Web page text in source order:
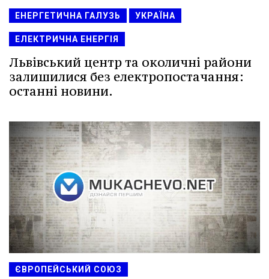
ЕНЕРГЕТИЧНА ГАЛУЗЬ УКРАЇНА
ЕЛЕКТРИЧНА ЕНЕРГІЯ
Львівський центр та околичні райони
залишилися без електропостачання:
останні новини.
ЄВРОПЕЙСЬКИЙ СОЮЗ